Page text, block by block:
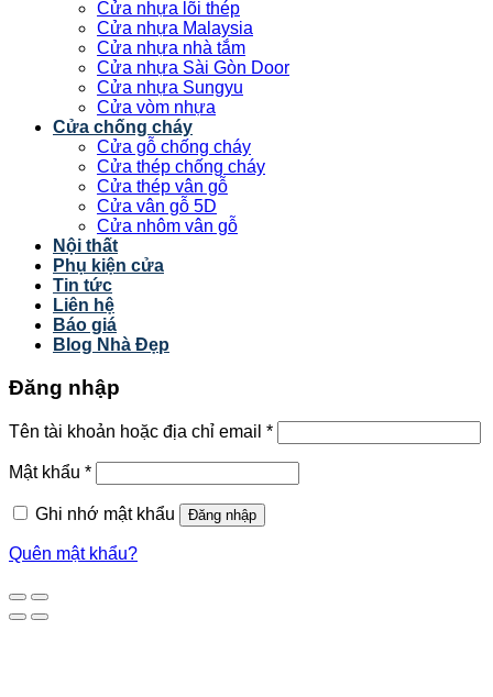
Cửa nhựa lõi thép
Cửa nhựa Malaysia
Cửa nhựa nhà tắm
Cửa nhựa Sài Gòn Door
Cửa nhựa Sungyu
Cửa vòm nhựa
Cửa chống cháy
Cửa gỗ chống cháy
Cửa thép chống cháy
Cửa thép vân gỗ
Cửa vân gỗ 5D
Cửa nhôm vân gỗ
Nội thất
Phụ kiện cửa
Tin tức
Liên hệ
Báo giá
Blog Nhà Đẹp
Đăng nhập
Tên tài khoản hoặc địa chỉ email *
Mật khẩu *
Ghi nhớ mật khẩu Đăng nhập
Quên mật khẩu?